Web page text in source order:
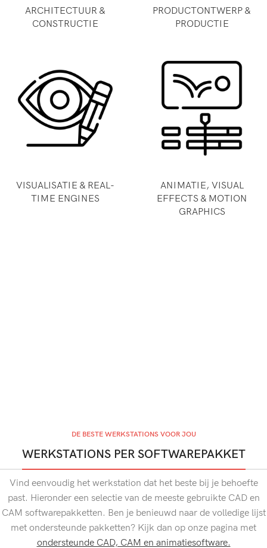
ARCHITECTUUR &
CONSTRUCTIE
PRODUCTONTWERP &
PRODUCTIE
VISUALISATIE & REAL-
TIME ENGINES
ANIMATIE, VISUAL
EFFECTS & MOTION
GRAPHICS
DE BESTE WERKSTATIONS VOOR JOU
WERKSTATIONS PER SOFTWAREPAKKET
Vind eenvoudig het werkstation dat het beste bij je behoefte
past. Hieronder een selectie van de meeste gebruikte CAD en
CAM softwarepakketten. Ben je benieuwd naar de volledige lijst
met ondersteunde pakketten? Kijk dan op onze pagina met
ondersteunde CAD, CAM en animatiesoftware.